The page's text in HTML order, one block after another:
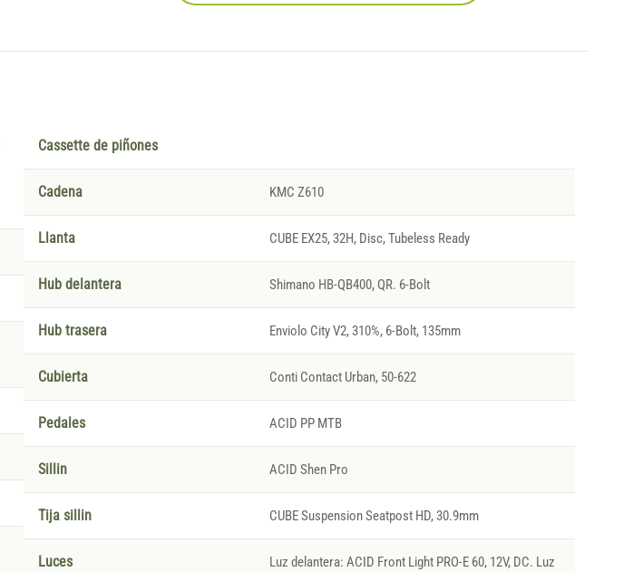
Cassette de piñones
Cadena KMC Z610
Llanta CUBE EX25, 32H, Disc, Tubeless Ready
Hub delantera Shimano HB-QB400, QR. 6-Bolt
Hub trasera Enviolo City V2, 310%, 6-Bolt, 135mm
Cubierta Conti Contact Urban, 50-622
Pedales ACID PP MTB
Sillin ACID Shen Pro
Tija sillin CUBE Suspension Seatpost HD, 30.9mm
Luces
Luz delantera: ACID Front Light PRO-E 60, 12V, DC. Luz